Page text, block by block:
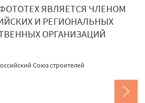
ЯВЛЯЕТСЯ ЧЛЕНОМ
И РЕГИОНАЛЬНЫХ
ОРГАНИЗАЦИЙ